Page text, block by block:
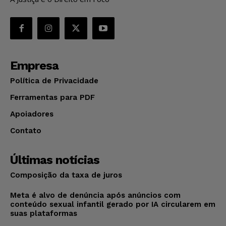
Empresa
Política de Privacidade
Ferramentas para PDF
Apoiadores
Contato
Últimas notícias
Composição da taxa de juros
Meta é alvo de denúncia após anúncios com
conteúdo sexual infantil gerado por IA circularem em
suas plataformas